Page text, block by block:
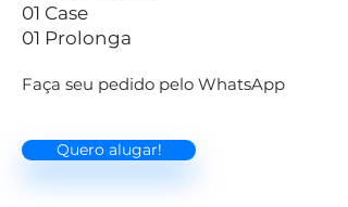
01 Case
01 Prolonga
Faça seu pedido pelo WhatsApp
Quero alugar!